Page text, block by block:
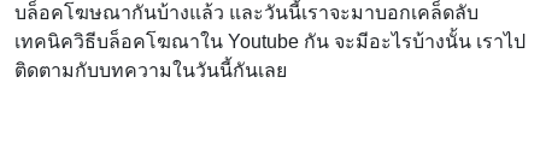
บล็อคโฆษณากันบ้างแล้ว และวันนี้เราจะมาบอกเคล็ดลับ
เทคนิควิธีบล็อคโฆณาใน Youtube กัน จะมีอะไรบ้างนั้น เราไป
ติดตามกับบทความในวันนี้กันเลย